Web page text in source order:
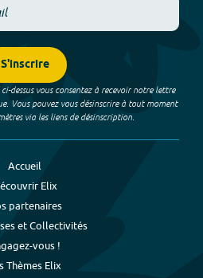
S'inscrire
dessus vous consentez à recevoir notre lettre
Vous pouvez vous désinscrire à tout moment
via les liens de désinscription.
Accueil
Elix
partenaires
et Collectivités
vous !
Thèmes Elix